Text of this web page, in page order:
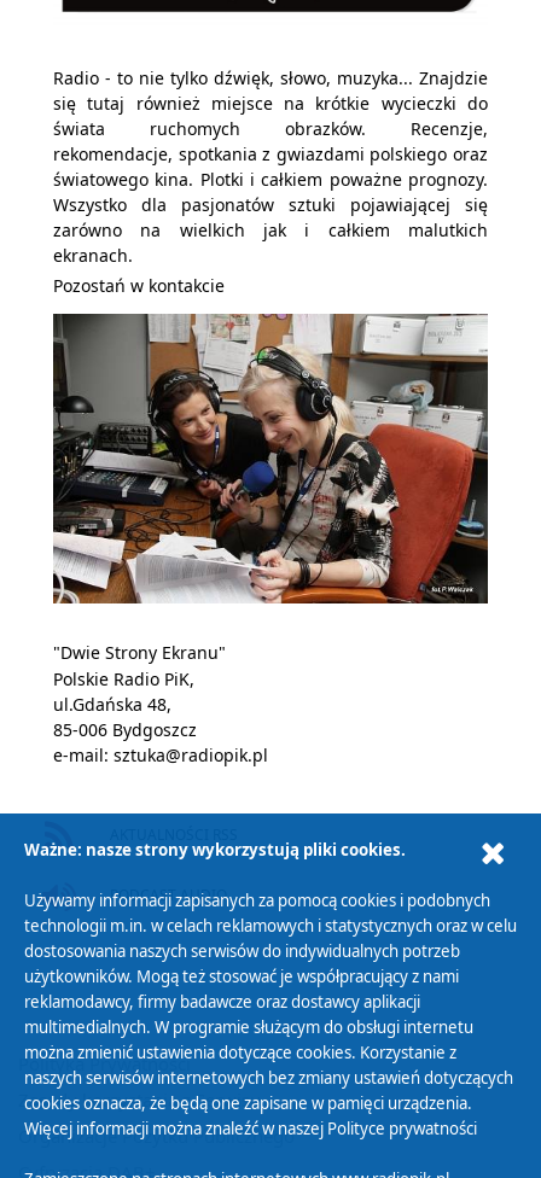
Radio - to nie tylko dźwięk, słowo, muzyka... Znajdzie
się tutaj również miejsce na krótkie wycieczki do
świata ruchomych obrazków. Recenzje,
rekomendacje, spotkania z gwiazdami polskiego oraz
światowego kina. Plotki i całkiem poważne prognozy.
Wszystko dla pasjonatów sztuki pojawiającej się
zarówno na wielkich jak i całkiem malutkich
ekranach.
Pozostań w kontakcie
"Dwie Strony Ekranu"
Polskie Radio PiK,
ul.Gdańska 48,
85-006 Bydgoszcz
e-mail: sztuka@radiopik.pl
PODCAST AUDIO
Polityka Prywatności
Zasady korzystania z Serwisu
Organizacje Pożytku Publicznego
Cyfryzacja DAB+
Ważne: nasze strony wykorzystują pliki cookies.
Używamy informacji zapisanych za pomocą cookies i podobnych
technologii m.in. w celach reklamowych i statystycznych oraz w celu
dostosowania naszych serwisów do indywidualnych potrzeb
użytkowników. Mogą też stosować je współpracujący z nami
reklamodawcy, firmy badawcze oraz dostawcy aplikacji
multimedialnych. W programie służącym do obsługi internetu
można zmienić ustawienia dotyczące cookies. Korzystanie z
naszych serwisów internetowych bez zmiany ustawień dotyczących
cookies oznacza, że będą one zapisane w pamięci urządzenia.
Więcej informacji można znaleźć w naszej Polityce prywatności